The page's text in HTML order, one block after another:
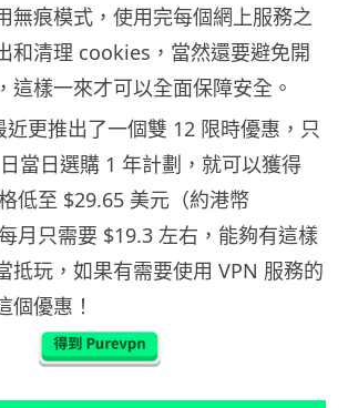
無痕模式，使用完每個網上服務之
和清理 cookies，當然還要避免開
這樣一來才可以全面保障安全。
近更推出了一個雙 12 限時優惠，只
當日選購 1 年計劃，就可以獲得
低至 $29.65 美元（約港幣
月只需要 $19.3 左右，能夠有這樣
抵玩，如果有需要使用 VPN 服務的
個優惠！